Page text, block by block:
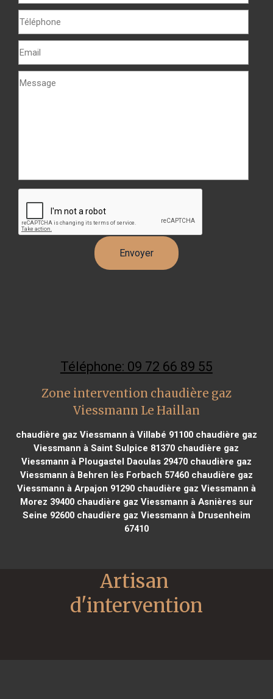
Téléphone: 09 72 66 89 55
Zone intervention chaudière gaz
Viessmann Le Haillan
chaudière gaz Viessmann à Villabé 91100chaudière gaz
Viessmann à Saint Sulpice 81370 chaudière gaz
Viessmann à Plougastel Daoulas 29470chaudière gaz
Viessmann à Behren lès Forbach 57460chaudière gaz
Viessmann à Arpajon 91290chaudière gaz Viessmann à
Morez 39400chaudière gaz Viessmann à Asnières sur
Seine 92600chaudière gaz Viessmann à Drusenheim
67410
Artisan
d'intervention